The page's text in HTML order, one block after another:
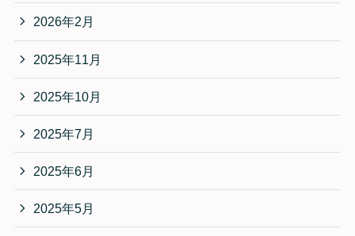
2026年2月
2025年11月
2025年10月
2025年7月
2025年6月
2025年5月